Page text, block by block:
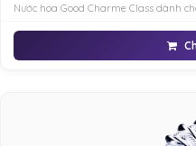
Nước hoa Good Charme Class dành